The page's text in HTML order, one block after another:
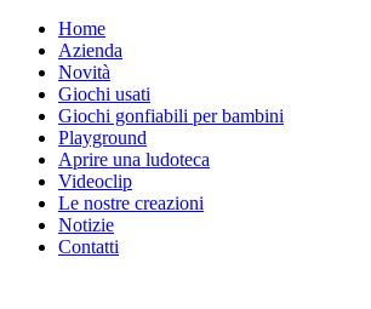
Home
Azienda
Novità
Giochi usati
Giochi gonfiabili per bambini
Playground
Aprire una ludoteca
Videoclip
Le nostre creazioni
Notizie
Contatti